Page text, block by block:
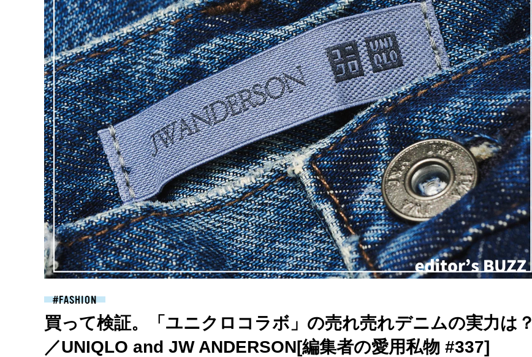
FASHION
買って検証。「ユニクロコラボ」の売れ売れデニムの実力は？
／UNIQLO and JW ANDERSON[編集者の愛用私物 #337]